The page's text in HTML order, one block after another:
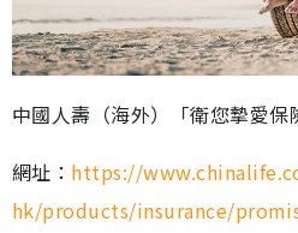
中國人壽（海外）「衛您摯愛保
網址： https://
hk/products/insurance/